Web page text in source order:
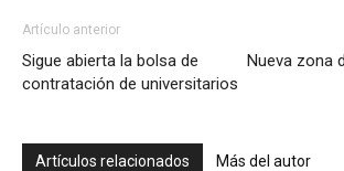
Artículo anterior
Sigue abierta la bolsa de
contratación de universitarios
Nueva zona
Artículos relacionados Más del autor